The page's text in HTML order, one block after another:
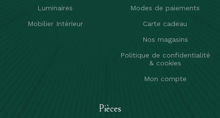
Luminaires
Mobilier Intérieur
Modes de paiements
Carte cadeau
Nos magasins
Politique de confidentialité
& cookies
Mon compte
Pièces